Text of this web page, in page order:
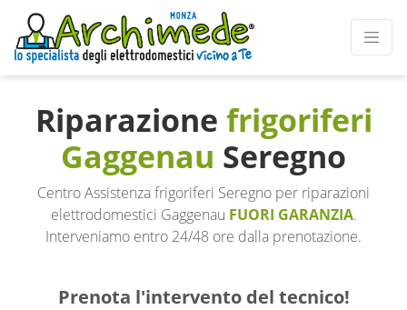
Riparazione frigoriferi
Gaggenau Seregno
Centro Assistenza frigoriferi Seregno per riparazioni
elettrodomestici Gaggenau FUORI GARANZIA.
Interveniamo entro 24/48 ore dalla prenotazione.
Prenota l'intervento del tecnico!